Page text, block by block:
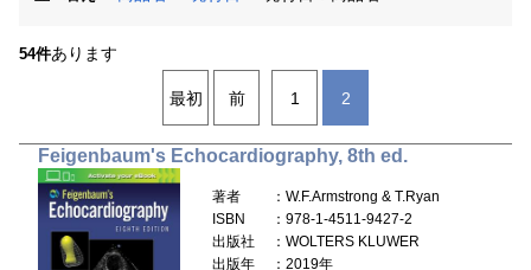
54件あります
最初 前 1 2
Feigenbaum's Echocardiography, 8th ed.
著者
：W.F.Armstrong & T.Ryan
ISBN
：978-1-4511-9427-2
出版社
：WOLTERS KLUWER
出版年
：2019年